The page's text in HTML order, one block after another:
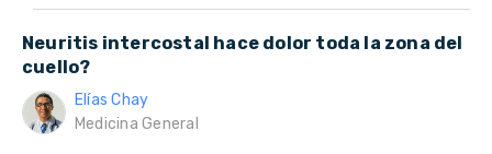
Neuritis intercostal hace dolor toda la zona del
cuello?
Elías Chay
Medicina General